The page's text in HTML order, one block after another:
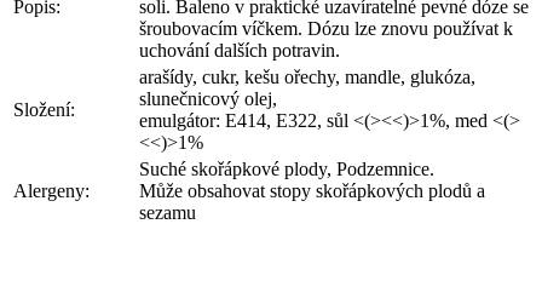
Popis:
soli. Baleno v praktické uzavíratelné pevné dóze se
šroubovacím víčkem. Dózu lze znovu používat k
uchování dalších potravin.
Složení:
arašídy, cukr, kešu ořechy, mandle, glukóza,
slunečnicový olej,
emulgátor: E414, E322, sůl <(><<)>1%, med <(>
<<)>1%
Alergeny:
Suché skořápkové plody, Podzemnice.
Může obsahovat stopy skořápkových plodů a
sezamu